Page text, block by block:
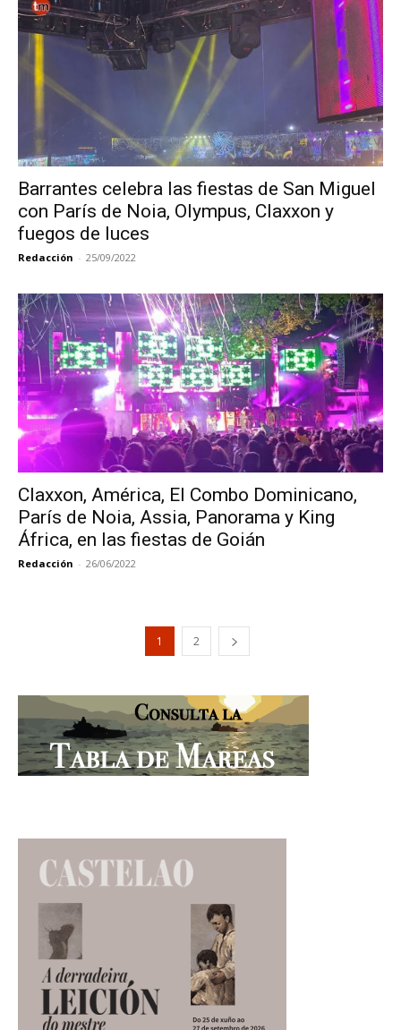
Barrantes celebra las fiestas de San Miguel
con París de Noia, Olympus, Claxxon y
fuegos de luces
Redacción - 25/09/2022
Claxxon, América, El Combo Dominicano,
París de Noia, Assia, Panorama y King
África, en las fiestas de Goián
Redacción - 26/06/2022
1 2